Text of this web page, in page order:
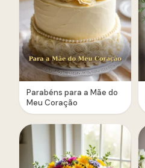
Parabéns para a Mãe do
Meu Coração